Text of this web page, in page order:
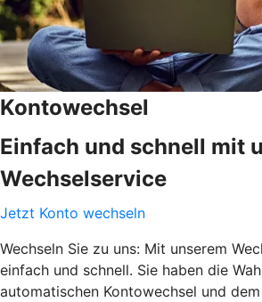
Kontowechsel
Einfach und schnell mit
Wechselservice
Jetzt Konto wechseln
Wechseln Sie zu uns: Mit unserem
einfach und schnell. Sie haben die
automatischen Kontowechsel und